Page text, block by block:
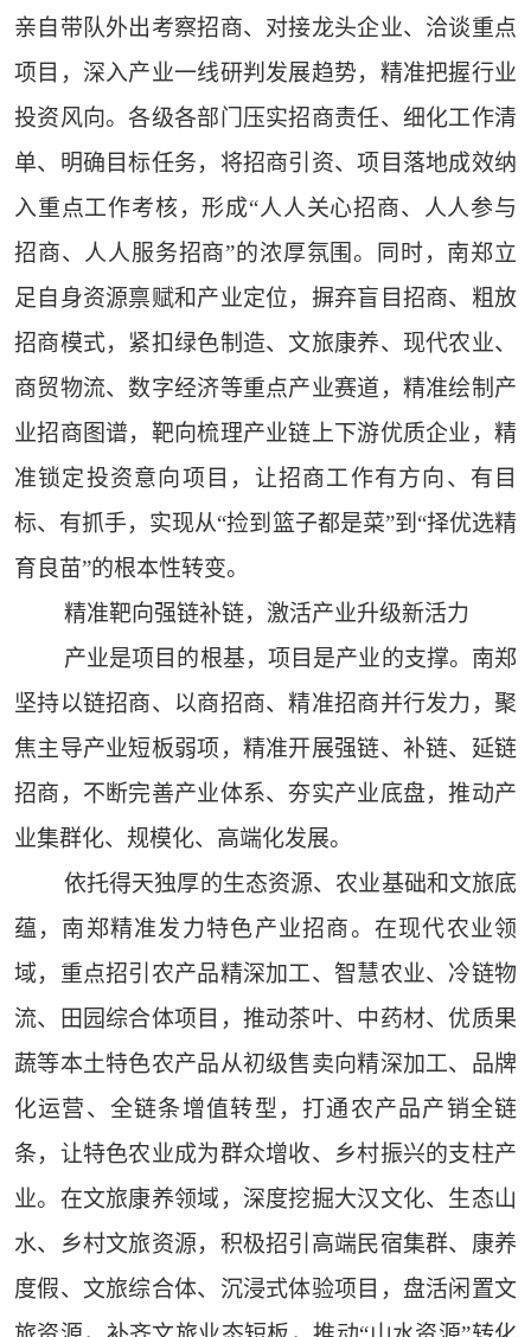
亲自带队外出考察招商、对接龙头企业、洽谈重点
项目，深入产业一线研判发展趋势，精准把握行业
投资风向。各级各部门压实招商责任、细化工作清
单、明确目标任务，将招商引资、项目落地成效纳
入重点工作考核，形成“人人关心招商、人人参与
招商、人人服务招商”的浓厚氛围。同时，南郑立
足自身资源禀赋和产业定位，摒弃盲目招商、粗放
招商模式，紧扣绿色制造、文旅康养、现代农业、
商贸物流、数字经济等重点产业赛道，精准绘制产
业招商图谱，靶向梳理产业链上下游优质企业，精
准锁定投资意向项目，让招商工作有方向、有目
标、有抓手，实现从“捡到篮子都是菜”到“择优选精
育良苗”的根本性转变。
精准靶向强链补链，激活产业升级新活力
产业是项目的根基，项目是产业的支撑。南郑
坚持以链招商、以商招商、精准招商并行发力，聚
焦主导产业短板弱项，精准开展强链、补链、延链
招商，不断完善产业体系、夯实产业底盘，推动产
业集群化、规模化、高端化发展。
依托得天独厚的生态资源、农业基础和文旅底
蕴，南郑精准发力特色产业招商。在现代农业领
域，重点招引农产品精深加工、智慧农业、冷链物
流、田园综合体项目，推动茶叶、中药材、优质果
蔬等本土特色农产品从初级售卖向精深加工、品牌
化运营、全链条增值转型，打通农产品产销全链
条，让特色农业成为群众增收、乡村振兴的支柱产
业。在文旅康养领域，深度挖掘大汉文化、生态山
水、乡村文旅资源，积极招引高端民宿集群、康养
度假、文旅综合体、沉浸式体验项目，盘活闲置文